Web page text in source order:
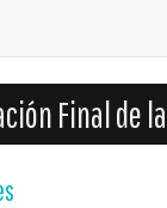
Final de